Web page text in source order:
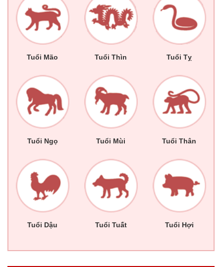
Tuổi Mão Tuổi Thìn Tuổi Tỵ
Tuổi Ngọ Tuổi Mùi Tuổi Thân
Tuổi Dậu Tuổi Tuất Tuổi Hợi